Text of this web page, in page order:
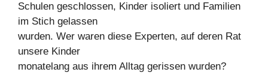
Schulen geschlossen, Kinder isoliert und Familien
im Stich gelassen
wurden. Wer waren diese Experten, auf deren Rat
unsere Kinder
monatelang aus ihrem Alltag gerissen wurden?